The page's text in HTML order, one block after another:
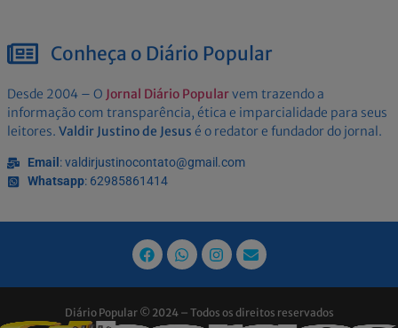
Conheça o Diário Popular
Desde 2004 – O Jornal Diário Popularvem trazendo a
informação com transparência, ética e imparcialidade para seus
leitores. Valdir Justino de Jesus é o redator e fundador do jornal.
Email : valdirjustinocontato@gmail.com
Whatsapp: 62985861414
Diário Popular © 2024 – Todos os direitos reservados